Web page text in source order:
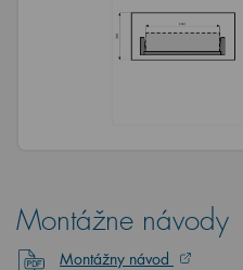
Montážne návody
Montážny návod